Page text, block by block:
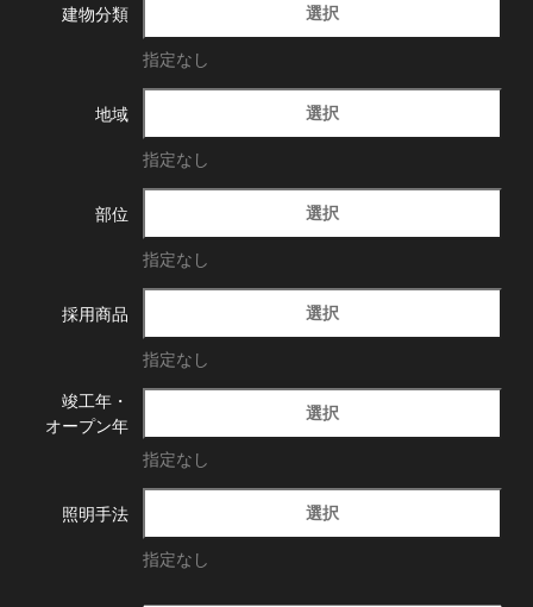
建物分類 選択
指定なし
地域 選択
指定なし
部位 選択
指定なし
採用商品 選択
指定なし
竣工年・
オープン年
選択
指定なし
照明手法 選択
指定なし